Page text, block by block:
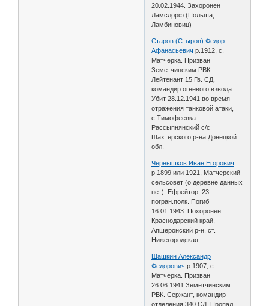
20.02.1944. Захоронен
Ламсдорф (Польша,
Ламбиновиц)
Старов (Стыров) Федор
Афанасьевич р.1912, с.
Матчерка. Призван
Земетчинским РВК.
Лейтенант 15 Гв. СД,
командир огневого взвода.
Убит 28.12.1941 во время
отражения танковой атаки,
с.Тимофеевка
Рассыпнянский с/с
Шахтерского р-на Донецкой
обл.
Чернышков Иван Егорович
р.1899 или 1921, Матчерский
сельсовет (о деревне данных
нет). Ефрейтор, 23
погран.полк. Погиб
16.01.1943. Похоронен:
Краснодарский край,
Апшеронский р-н, ст.
Нижегородская
Шашкин Александр
Федорович р.1907, с.
Матчерка. Призван
26.06.1941 Земетчинским
РВК. Сержант, командир
отделения 340 СД, Пропал